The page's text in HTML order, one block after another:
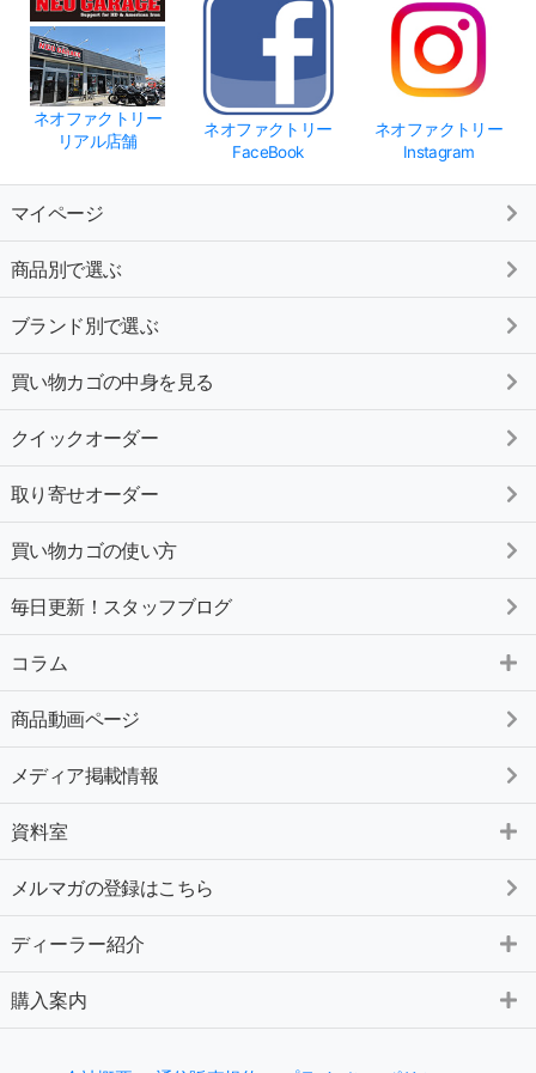
ネオファクトリー
リアル店舗
ネオファクトリー
FaceBook
ネオファクトリー
Instagram
マイページ
商品別で選ぶ
ブランド別で選ぶ
買い物カゴの中身を見る
クイックオーダー
取り寄せオーダー
買い物カゴの使い方
毎日更新！スタッフブログ
コラム
商品動画ページ
メディア掲載情報
資料室
メルマガの登録はこちら
ディーラー紹介
購入案内